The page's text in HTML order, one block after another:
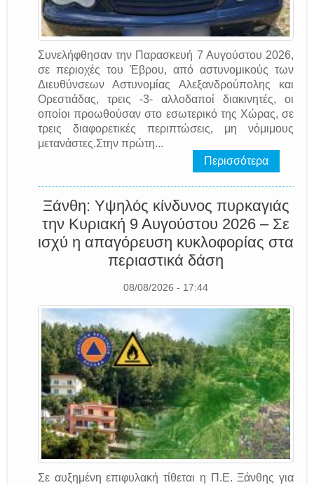
Συνελήφθησαν την Παρασκευή 7 Αυγούστου 2026,
σε περιοχές του Έβρου, από αστυνομικούς των
Διευθύνσεων Αστυνομίας Αλεξανδρούπολης και
Ορεστιάδας, τρεις -3- αλλοδαποί διακινητές, οι
οποίοι προωθούσαν στο εσωτερικό της Χώρας, σε
τρεις διαφορετικές περιπτώσεις, μη νόμιμους
μετανάστες.Στην πρώτη...
Περισσότερα
Ξάνθη: Υψηλός κίνδυνος πυρκαγιάς
την Κυριακή 9 Αυγούστου 2026 – Σε
ισχύ η απαγόρευση κυκλοφορίας στα
περιαστικά δάση
08/08/2026 - 17:44
Σε αυξημένη επιφυλακή τίθεται η Π.Ε. Ξάνθης για